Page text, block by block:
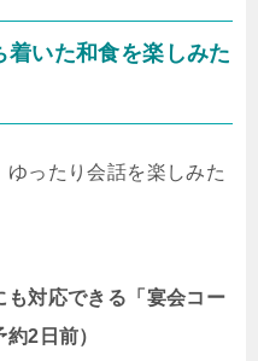
着いた和食を楽しみた
ったり会話を楽しみた
も対応できる「宴会コー
2日前）